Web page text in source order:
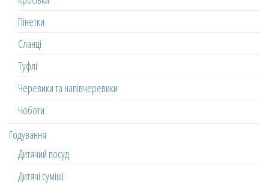
Пінетки
Сланці
Туфлі
Черевики та напівчеревики
Чоботи
Годування
Дитячий посуд
Дитячі суміші